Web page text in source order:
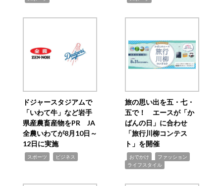
ドジャースタジアムで
「いわて牛」など岩手
県産農畜産物をPR JA
全農いわてが8月10日～
12日に実施
スポーツ ビジネス
旅の思い出を五・七・
五で！ エースが「か
ばんの日」に合わせ
「旅行川柳コンテス
ト」を開催
おでかけ ファッション
ライフスタイル